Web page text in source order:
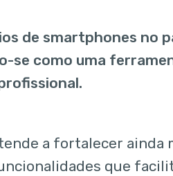
de smartphones no
se como uma
a fortalecer ainda
que